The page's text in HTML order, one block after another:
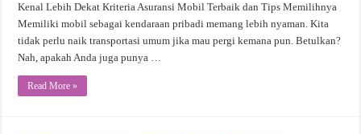
Kenal Lebih Dekat Kriteria Asuransi Mobil Terbaik dan Tips Memilihnya
Memiliki mobil sebagai kendaraan pribadi memang lebih nyaman. Kita
tidak perlu naik transportasi umum jika mau pergi kemana pun. Betulkan?
Nah, apakah Anda juga punya …
Read More »